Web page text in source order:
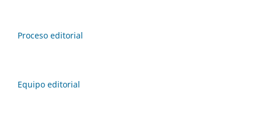
Proceso editorial
Equipo editorial